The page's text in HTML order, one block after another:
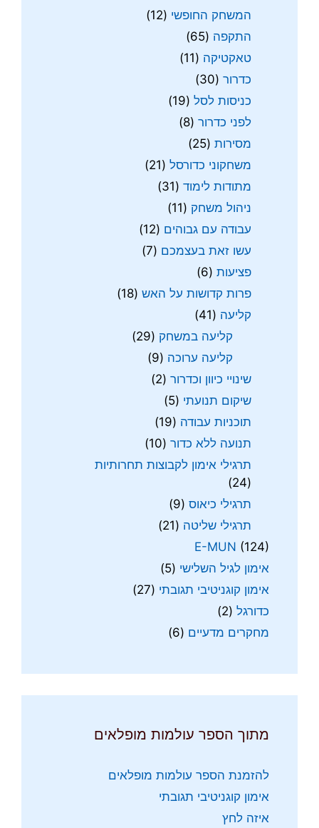
המשחק החופשי (12)
התקפה (65)
טאקטיקה (11)
כדרור (30)
כניסות לסל (19)
לפני כדרור (8)
מסירות (25)
משחקוני כדורסל (21)
מתודות לימוד (31)
ניהול משחק (11)
עבודה עם גבוהים (12)
עשו זאת בעצמכם (7)
פציעות (6)
פרות קדושות על האש (18)
קליעה (41)
קליעה במשחק (29)
קליעה ערוכה (9)
שינויי כיוון וכדרור (2)
שיקום תנועתי (5)
תוכניות עבודה (19)
תנועה ללא כדור (10)
תרגילי אימון לקבוצות תחרותיות
(24)
תרגילי כיאוס (9)
תרגילי שליטה (21)
E-MUN (124)
אימון לגיל השלישי (5)
אימון קוגניטיבי תגובתי (27)
כדורגל (2)
מחקרים מדעיים (6)
מתוך הספר עולמות מופלאים
להזמנת הספר עולמות מופלאים
אימון קוגניטיבי תגובתי
איזה לחץ